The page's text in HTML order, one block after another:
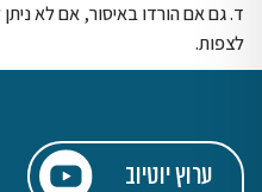
ד. גם אם הורדו באיסור, אם לא
לצפות.
ערוץ יוטיוב